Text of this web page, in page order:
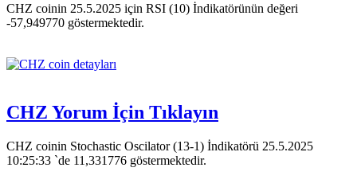
CHZ coinin 25.5.2025 için RSI (10) İndikatörünün değeri
-57,949770 göstermektedir.
CHZ Yorum İçin Tıklayın
CHZ coinin Stochastic Oscilator (13-1) İndikatörü 25.5.2025
10:25:33 `de 11,331776 göstermektedir.